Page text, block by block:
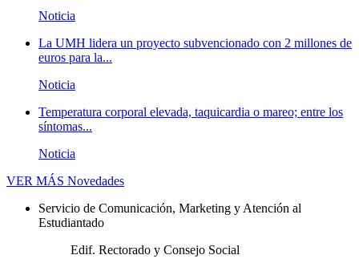
Noticia
La UMH lidera un proyecto subvencionado con 2 millones de
euros para la...
Noticia
Temperatura corporal elevada, taquicardia o mareo; entre los
síntomas...
Noticia
VER MÁS Novedades
Servicio de Comunicación, Marketing y Atención al
Estudiantado
Edif. Rectorado y Consejo Social